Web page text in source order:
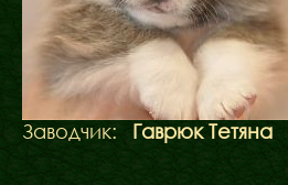
Заводчик: Гаврюк Тетяна